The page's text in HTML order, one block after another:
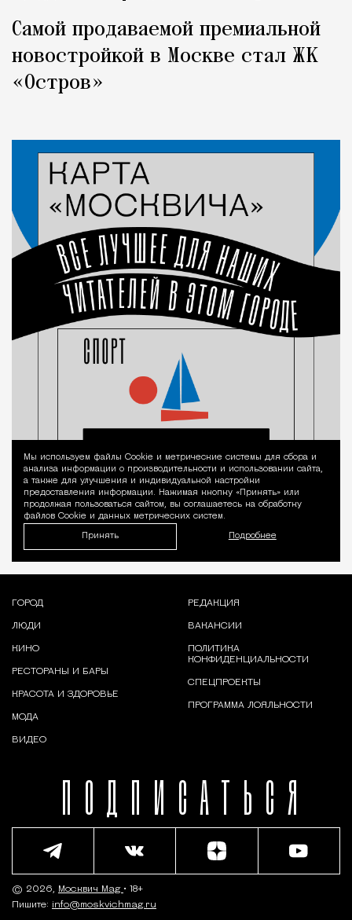
Самой продаваемой премиальной
новостройкой в Москве стал ЖК
«Остров»
Уведомление
Мы используем файлы Сookie и метрические системы для сбора и
анализа информации о производительности и использовании сайта,
а также для улучшения и индивидуальной настройки
предоставления информации. Нажимая кнопку «Принять» или
продолжая пользоваться сайтом, вы соглашаетесь на обработку
файлов Cookie и данных метрических систем.
Принять Подробнее
ПОДПИСАТЬСЯ
ГОРОД
ЛЮДИ
КИНО
РЕСТОРАНЫ И БАРЫ
КРАСОТА И ЗДОРОВЬЕ
МОДА
ВИДЕО
РЕДАКЦИЯ
ВАКАНСИИ
ПОЛИТИКА
КОНФИДЕНЦИАЛЬНОСТИ
СПЕЦПРОЕКТЫ
ПРОГРАММА ЛОЯЛЬНОСТИ
© 2026, Москвич Mag • 18+
Пишите: info@moskvichmag.ru